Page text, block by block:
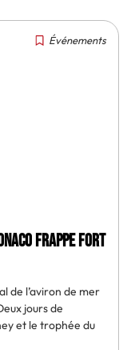
Événements
frappe fort
de l’aviron de mer
jours de
et le trophée du